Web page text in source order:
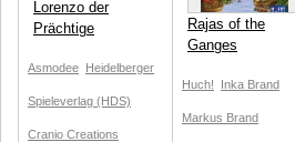
Lorenzo der
Prächtige
Asmodee Heidelberger
Spieleverlag (HDS)
Cranio Creations
Rajas of the
Ganges
Huch! Inka Brand
Markus Brand